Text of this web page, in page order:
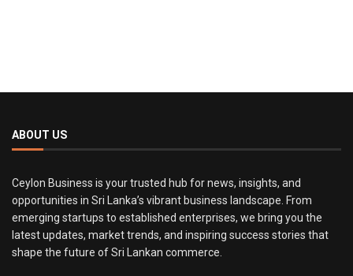
ABOUT US
Ceylon Business is your trusted hub for news, insights, and
opportunities in Sri Lanka’s vibrant business landscape. From
emerging startups to established enterprises, we bring you the
latest updates, market trends, and inspiring success stories that
shape the future of Sri Lankan commerce.